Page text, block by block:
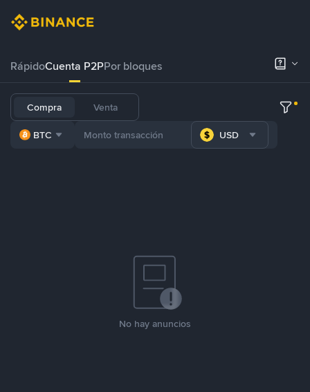
RápidoCuenta P2PPor bloques
Compra Venta
BTC USD
No hay anuncios